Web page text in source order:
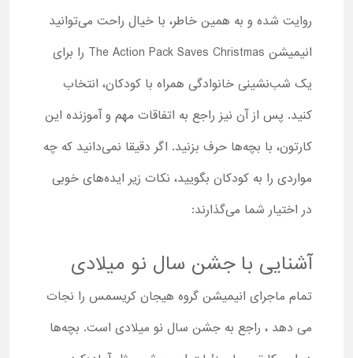
روایت شده و به همین خاطر، با خیال راحت می‌توانید
انیمیشن The Action Pack Saves Christmas را برای
یک شب‌نشینی خانوادگی همراه با کودکان، انتخاب
کنید. پس از آن نیز راجع به اتفاقات مهم و آموزنده این
کارتون، با بچه‌ها حرف بزنید. اگر دقیقا نمی‌دانید که چه
مواردی را به کودکان بگویید، نکات زیر ایده‌های خوبی
در اختیار شما می‌گذارند:
آشنایی با جشن سال نو میلادی
تمام ماجرای انیمیشن گروه هیجان کریسمس را نجات
می دهد ، راجع به جشن سال نو میلادی است. بچه‌ها